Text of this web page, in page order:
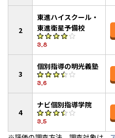
2
東進ハイスクール・
東進衛星予備校
3.8
3
個別指導の明光義塾
3.6
4
ナビ個別指導学院
3.5